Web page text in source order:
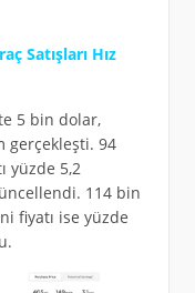
Satışları Hız
5 bin dolar,
gerçekleşti. 94
yüzde 5,2
114 bin
fiyatı ise yüzde